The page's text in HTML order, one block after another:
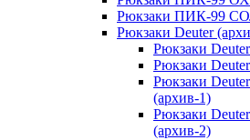
Рюкзаки ПИК-99
Рюкзаки Deuter
Рюкзаки
Рюкзаки
Рюкзаки
(архив-1)
Рюкзаки
(архив-2)